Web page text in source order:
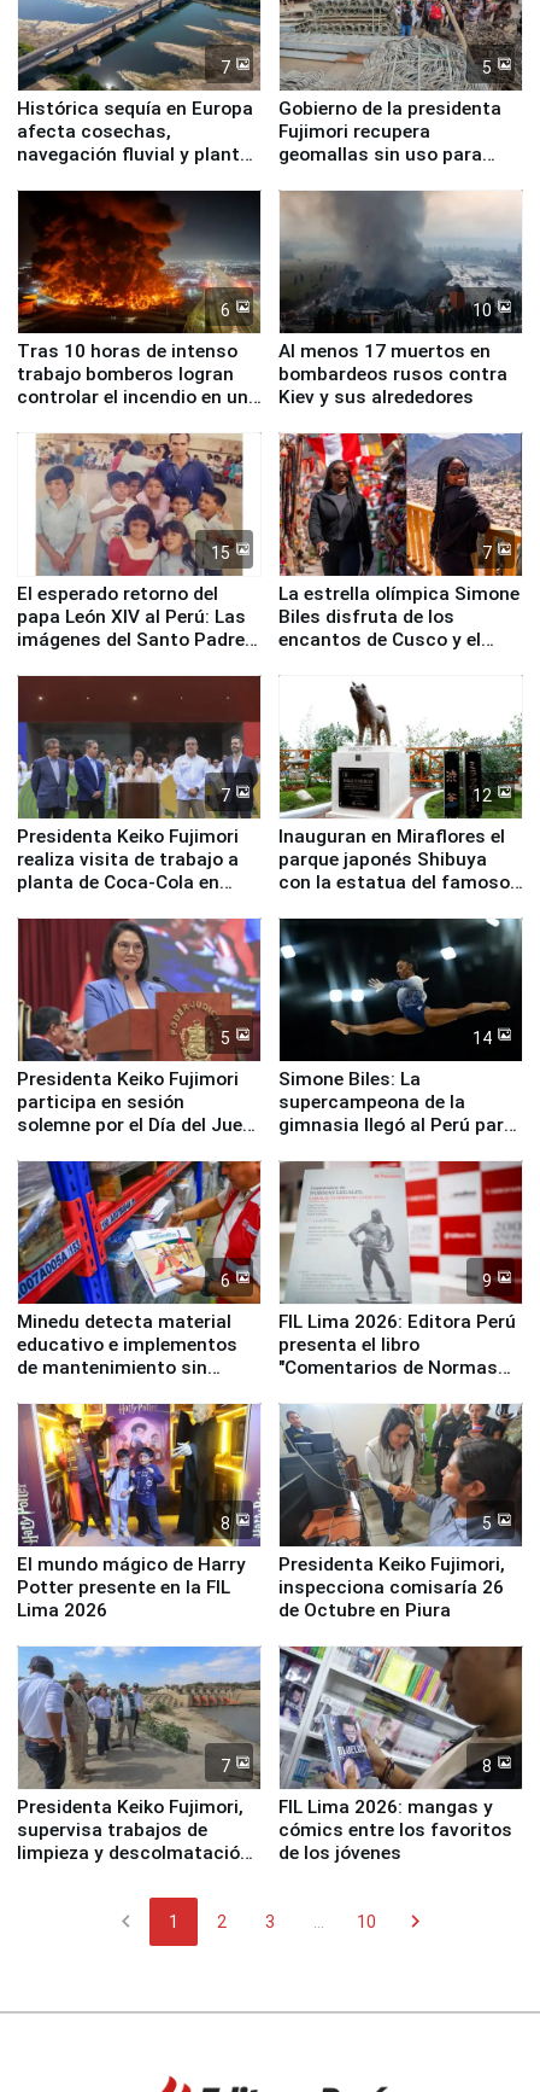
7
Histórica sequía en Europa
afecta cosechas,
navegación fluvial y plantas
5
Gobierno de la presidenta
Fujimori recupera
geomallas sin uso para
Fenómeno El Niño
6
Tras 10 horas de intenso
trabajo bomberos logran
controlar el incendio en una
de Chile
10
Al menos 17 muertos en
bombardeos rusos contra
Kiev y sus alrededores
15
El esperado retorno del
papa León XIV al Perú: Las
imágenes del Santo Padre
7
La estrella olímpica Simone
Biles disfruta de los
encantos de Cusco y el
7
Presidenta Keiko Fujimori
realiza visita de trabajo a
planta de Coca-Cola en
12
Inauguran en Miraflores el
parque japonés Shibuya
con la estatua del famoso
5
Presidenta Keiko Fujimori
participa en sesión
solemne por el Día del Juez
14
Simone Biles: La
supercampeona de la
gimnasia llegó al Perú para
Panamericanos Lima 2027
6
Minedu detecta material
educativo e implementos
de mantenimiento sin
la UGEL 2
9
FIL Lima 2026: Editora Perú
presenta el libro
"Comentarios de Normas
Derecho Colectivo"
8
El mundo mágico de Harry
Potter presente en la FIL
Lima 2026
5
Presidenta Keiko Fujimori,
inspecciona comisaría 26
de Octubre en Piura
7
Presidenta Keiko Fujimori,
supervisa trabajos de
limpieza y descolmatación
8
FIL Lima 2026: mangas y
cómics entre los favoritos
de los jóvenes
chevron_left 1 2 3 10 chevron_right